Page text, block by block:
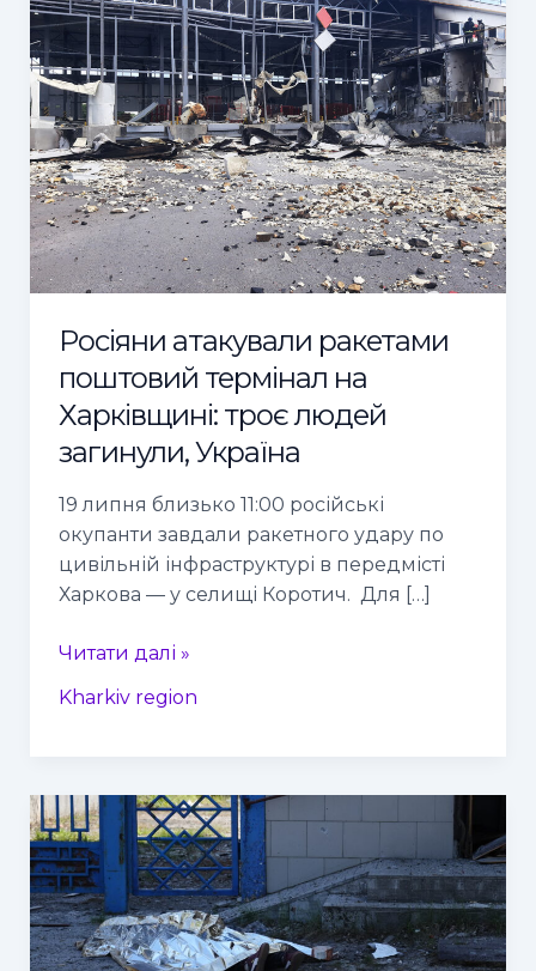
Росіяни атакували ракетами
поштовий термінал на
Харківщині: троє людей
загинули, Україна
19 липня близько 11:00 російські
окупанти завдали ракетного удару по
цивільній інфраструктурі в передмісті
Харкова — у селищі Коротич. Для […]
ракетами
термінал
на
Харківщині:
троє
людей
загинули,
Україна
Читати далі »
Kharkiv region
Ранок
у
Мерефі
розпочався
з
жахливої